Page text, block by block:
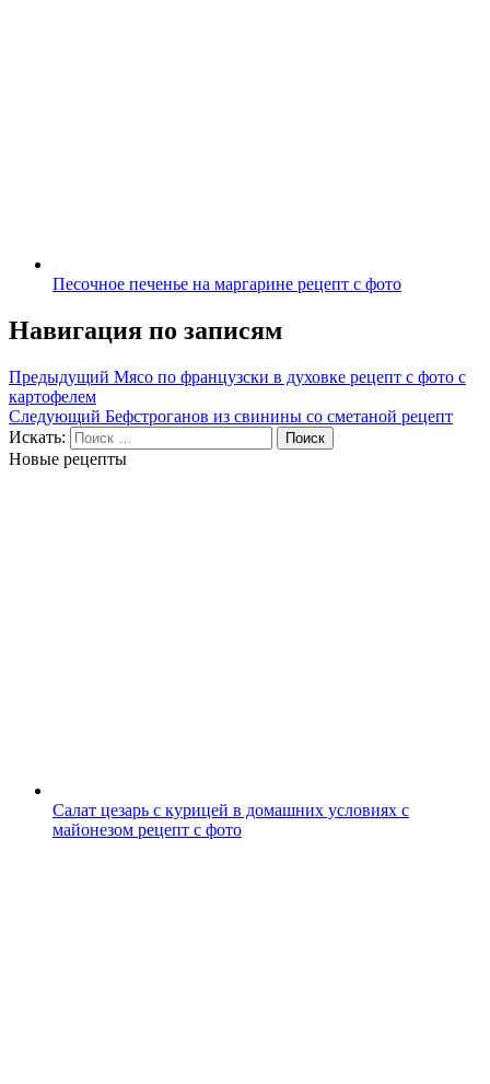
Песочное печенье на маргарине рецепт с фото
Навигация по записям
Предыдущий Мясо по французски в духовке рецепт с фото с
картофелем
Следующий Бефстроганов из свинины со сметаной рецепт
Искать:
Поиск
Новые рецепты
Салат цезарь с курицей в домашних условиях с
майонезом рецепт с фото